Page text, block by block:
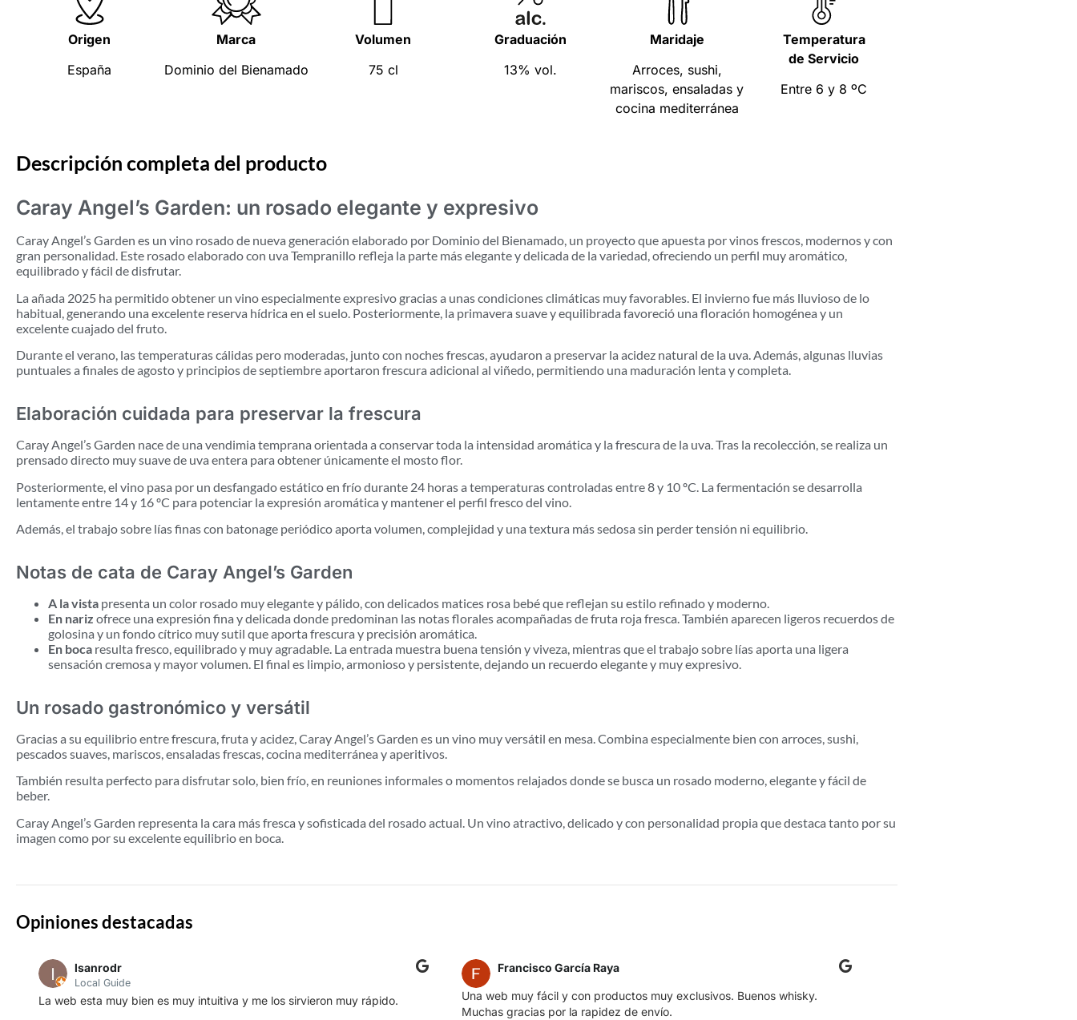
Origen
España
Marca
Dominio del Bienamado
Volumen
75 cl
Graduación
13% vol.
Maridaje
Arroces, sushi,
mariscos, ensaladas y
cocina mediterránea
Temperatura
de Servicio
Entre 6 y 8 ºC
Descripción completa del producto
Caray Angel’s Garden: un rosado elegante y expresivo
Caray Angel’s Garden es un vino rosado de nueva generación elaborado por Dominio del Bienamado, un proyecto que apuesta por vinos frescos, modernos y con
gran personalidad. Este rosado elaborado con uva Tempranillo refleja la parte más elegante y delicada de la variedad, ofreciendo un perfil muy aromático,
equilibrado y fácil de disfrutar.
La añada 2025 ha permitido obtener un vino especialmente expresivo gracias a unas condiciones climáticas muy favorables. El invierno fue más lluvioso de lo
habitual, generando una excelente reserva hídrica en el suelo. Posteriormente, la primavera suave y equilibrada favoreció una floración homogénea y un
excelente cuajado del fruto.
Durante el verano, las temperaturas cálidas pero moderadas, junto con noches frescas, ayudaron a preservar la acidez natural de la uva. Además, algunas lluvias
puntuales a finales de agosto y principios de septiembre aportaron frescura adicional al viñedo, permitiendo una maduración lenta y completa.
Elaboración cuidada para preservar la frescura
Caray Angel’s Garden nace de una vendimia temprana orientada a conservar toda la intensidad aromática y la frescura de la uva. Tras la recolección, se realiza un
prensado directo muy suave de uva entera para obtener únicamente el mosto flor.
Posteriormente, el vino pasa por un desfangado estático en frío durante 24 horas a temperaturas controladas entre 8 y 10 ºC. La fermentación se desarrolla
lentamente entre 14 y 16 ºC para potenciar la expresión aromática y mantener el perfil fresco del vino.
Además, el trabajo sobre lías finas con batonage periódico aporta volumen, complejidad y una textura más sedosa sin perder tensión ni equilibrio.
Notas de cata de Caray Angel’s Garden
A la vista presenta un color rosado muy elegante y pálido, con delicados matices rosa bebé que reflejan su estilo refinado y moderno.
En nariz ofrece una expresión fina y delicada donde predominan las notas florales acompañadas de fruta roja fresca. También aparecen ligeros recuerdos de
golosina y un fondo cítrico muy sutil que aporta frescura y precisión aromática.
En boca resulta fresco, equilibrado y muy agradable. La entrada muestra buena tensión y viveza, mientras que el trabajo sobre lías aporta una ligera
sensación cremosa y mayor volumen. El final es limpio, armonioso y persistente, dejando un recuerdo elegante y muy expresivo.
Un rosado gastronómico y versátil
Gracias a su equilibrio entre frescura, fruta y acidez, Caray Angel’s Garden es un vino muy versátil en mesa. Combina especialmente bien con arroces, sushi,
pescados suaves, mariscos, ensaladas frescas, cocina mediterránea y aperitivos.
También resulta perfecto para disfrutar solo, bien frío, en reuniones informales o momentos relajados donde se busca un rosado moderno, elegante y fácil de
beber.
Caray Angel’s Garden representa la cara más fresca y sofisticada del rosado actual. Un vino atractivo, delicado y con personalidad propia que destaca tanto por su
imagen como por su excelente equilibrio en boca.
Opiniones destacadas
lsanrodr
Local Guide
La web esta muy bien es muy intuitiva y me los sirvieron muy rápido.
Francisco García Raya
Una web muy fácil y con productos muy exclusivos. Buenos whisky.
Muchas gracias por la rapidez de envío.